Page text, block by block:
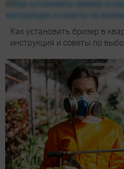
Как установить бризер в
инструкция и советы по